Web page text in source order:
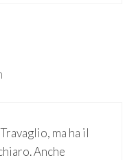
ma ha il
Anche